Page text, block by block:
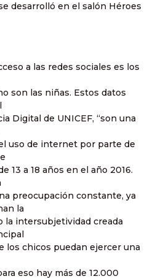
desarrolló en el salón Héroes
a las redes sociales es los
son las niñas. Estos datos
Digital de UNICEF, “son una
uso de internet por parte de
13 a 18 años en el año 2016.
preocupación constante, ya
la
la intersubjetividad creada
los chicos puedan ejercer una
eso hay más de 12.000